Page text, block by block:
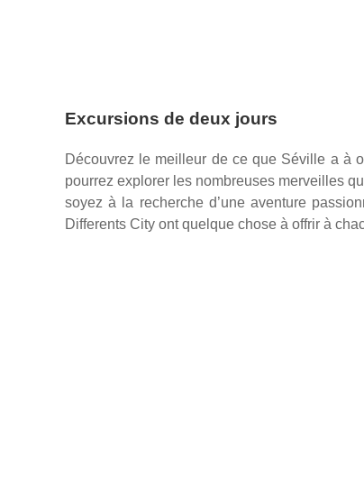
Excursions de deux jours
Découvrez le meilleur de ce que Séville a à
pourrez explorer les nombreuses merveilles
soyez à la recherche d’une aventure
Differents City ont quelque chose à offrir à